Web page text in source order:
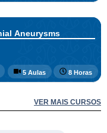
Aneurysms
5 Aulas 8 Horas
VER MAIS CURSOS